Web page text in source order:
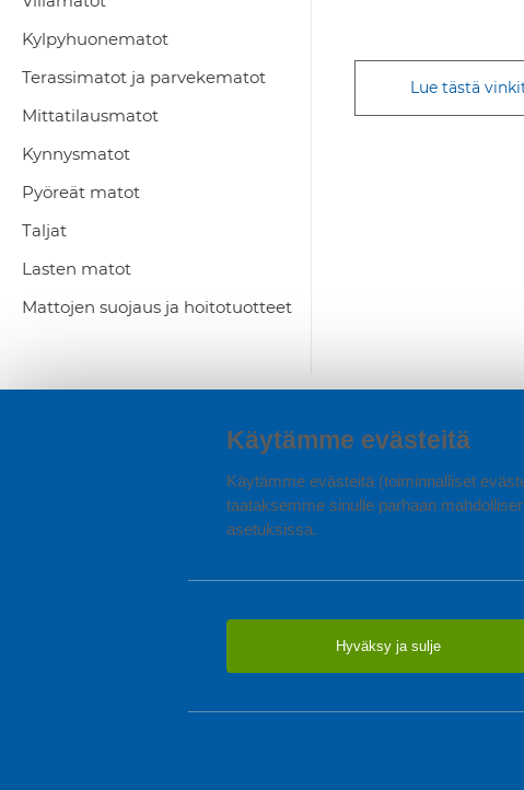
Käytämme evästeitä
Käytämme evästeitä (toiminnalliset
taataksemme sinulle parhaan
asetuksissa.
Hyväksy ja sulje
Kylpyhuonematot
Terassimatot ja parvekematot
Mittatilausmatot
Kynnysmatot
Pyöreät matot
Taljat
Lasten matot
Mattojen suojaus ja hoitotuotteet
Lue tästä